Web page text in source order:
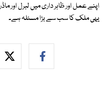
اپنے عمل اور ظاہر داری میں لبرل اور
یہی ملک کا سب سے بڑا مسئلہ ہے۔